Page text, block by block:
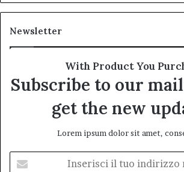
Newsletter
With Product You
Subscribe to our
get the new
Lorem ipsum dolor sit amet,